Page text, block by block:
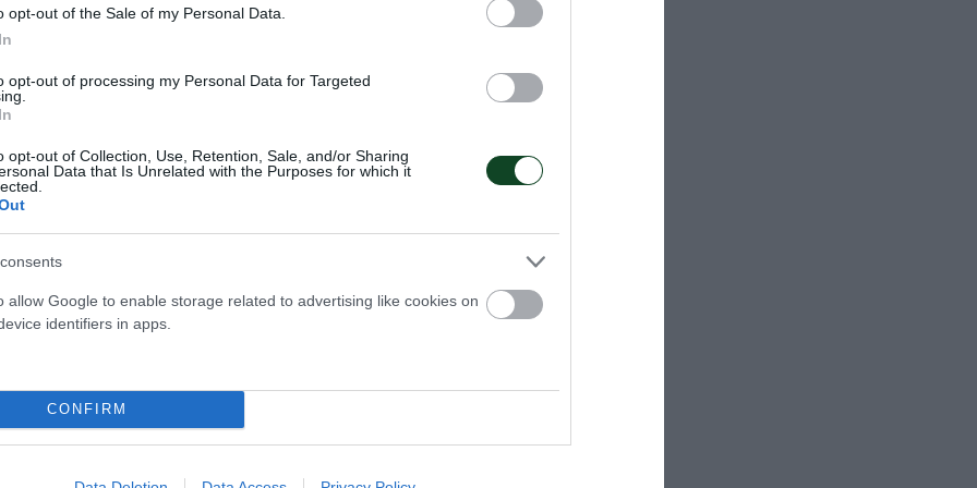
opt-out of the Sale of my Personal Data.
opt-out of processing my Personal Data for Targeted
opt-out of Collection, Use, Retention, Sale, and/or Sharing
Data that Is Unrelated with the Purposes for which it
allow Google to enable storage related to advertising like cookies on
identifiers in apps.
CONFIRM
10, 21-13, 25-14
16, 13-21, 18-25
11, 21-11, 25-14
και της Αυστρίας προήλθαν από 3 άσσους, 40
και 20 λάθη αντιπάλων.
19, 25-14, 18-25, 25-14) σε 105′
Οικονόμου):Τσιόγκα 3 (1/6 επ., 2 μπλοκ), Τοντάι 12
55% υπ. – 35% άριστες), Ανθούλη 23 (19/44 επ., 1 άσσος,
(λ, 58% υπ. – 33% άριστες), Ξανθοπούλου (λ),
επ., 1 μπλοκ, 43% υπ. – 21% άριστες), Καρακάση 1 (1 μπλοκ),